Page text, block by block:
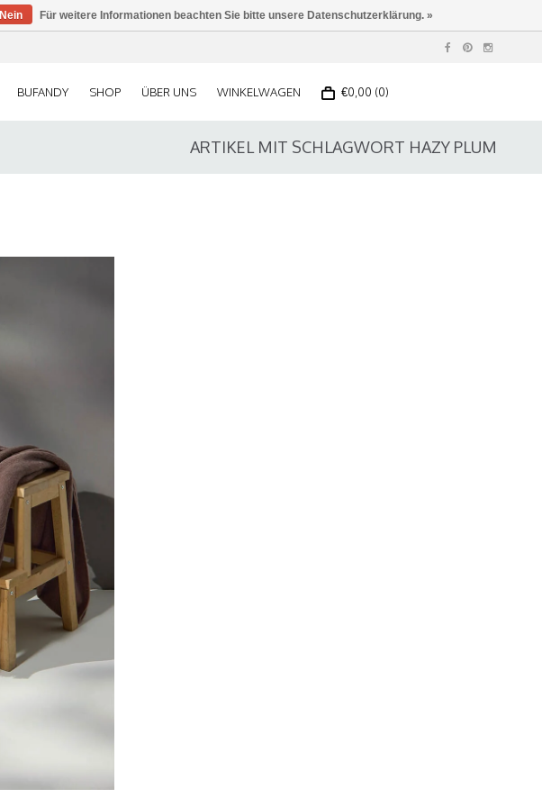
BUFANDY SHOP ÜBER UNS WINKELWAGEN €0,00 (0)
ARTIKEL MIT SCHLAGWORT HAZY PLUM
Nein Für weitere Informationen beachten Sie bitte unsere Datenschutzerklärung. »